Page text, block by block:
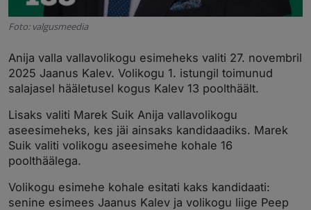
Foto: valgusmeedia
Anija valla vallavolikogu esimeheks valiti 27. novembril
2025 Jaanus Kalev. Volikogu 1. istungil toimunud
salajasel hääletusel kogus Kalev 13 poolthäält.
Lisaks valiti Marek Suik Anija vallavolikogu
aseesimeheks, kes jäi ainsaks kandidaadiks. Marek
Suik valiti volikogu aseesimehe kohale 16
poolthäälega.
Volikogu esimehe kohale esitati kaks kandidaati:
senine esimees Jaanus Kalev ja volikogu liige Peep